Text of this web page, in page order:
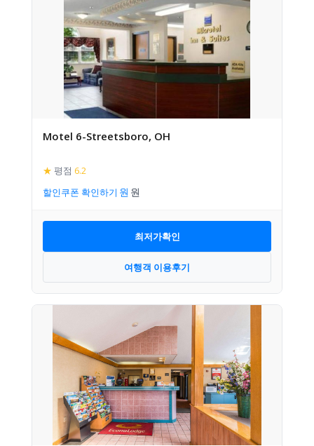
Motel 6-Streetsboro, OH
★ 평점 6.2
할인쿠폰 확인하기
최저가확인
여행객 이용후기